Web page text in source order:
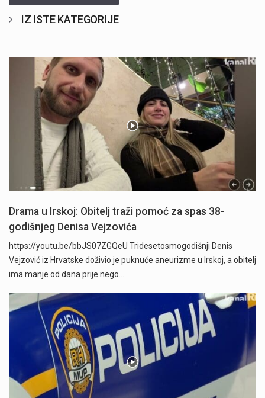
IZ ISTE KATEGORIJE
Drama u Irskoj: Obitelj traži pomoć za spas 38-
godišnjeg Denisa Vejzovića
https://youtu.be/bbJS07ZGQeU Tridesetosmogodišnji Denis
Vejzović iz Hrvatske doživio je puknuće aneurizme u Irskoj, a obitelj
ima manje od dana prije nego…